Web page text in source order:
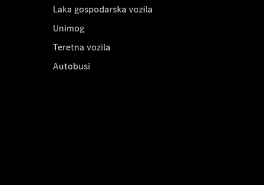
Laka gospodarska vozila
Unimog
Teretna vozila
Autobusi